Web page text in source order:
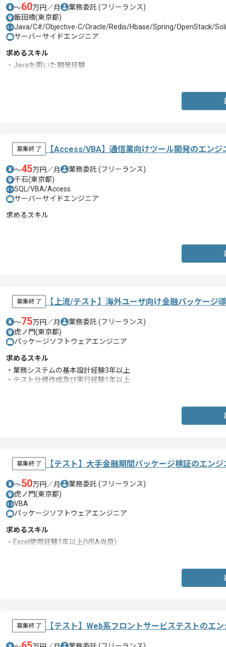
〜60万円／月 業務委託 (フリーランス)
飯田橋(東京都)
Java/C#/Objective-C/Oracle/Redis/Hbase/Spring/OpenStack/
サーバーサイドエンジニア
求めるスキル
・Javaを用いた開発経験
募集終了 【Access/VBA】通信業向けツール開発のエンジ
〜45万円／月 業務委託 (フリーランス)
千石(東京都)
SQL/VBA/Access
サーバーサイドエンジニア
求めるスキル
募集終了 【上流/テスト】海外ユーザ向け金融パッケージ
〜75万円／月 業務委託 (フリーランス)
虎ノ門(東京都)
パッケージソフトウェアエンジニア
求めるスキル
・業務システムの基本設計経験3年以上
・テスト仕様作成及び実行経験1年以上
募集終了 【テスト】大手金融期間パッケージ検証のエン
〜50万円／月 業務委託 (フリーランス)
虎ノ門(東京都)
VBA
パッケージソフトウェアエンジニア
求めるスキル
・Excel使用経験1年以上(VBA尚良)
募集終了 【テスト】Web系フロントサービステストのエ